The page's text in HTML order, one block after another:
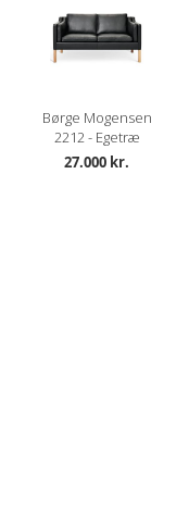
Børge Mogensen
2212 - Egetræ
27.000 kr.